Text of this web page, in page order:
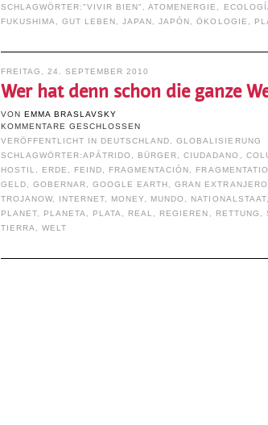
SCHLAGWÖRTER:"VIVIR BIEN" ,ATOMENERGIE
FUKUSHIMA
GUT LEBEN ,JAPAN ,JAPÓN ,ÖKOLOGIE
FREITAG, 24. SEPTEMBER 2010
Wer hat denn schon die ganze
VON EMMA BRASLAVSKY
KOMMENTARE GESCHLOSSEN
VERÖFFENTLICHT IN DEUTSCHLAND ,GLOBALISIERUNG
SCHLAGWÖRTER:APÁTRIDO BÜRGER ,CIUDADANO
HOSTIL
ERDE FEIND FRAGMENTACIÓN
GELD
GOBERNAR GOOGLE EARTH ,GRAN EXTRANJERO
TROJANOW, INTERNET, MONEY MUNDO NATIONALSTAAT,
PLANET, PLANETA PLATA REAL REGIEREN RETTUNG
TIERRA
WELT